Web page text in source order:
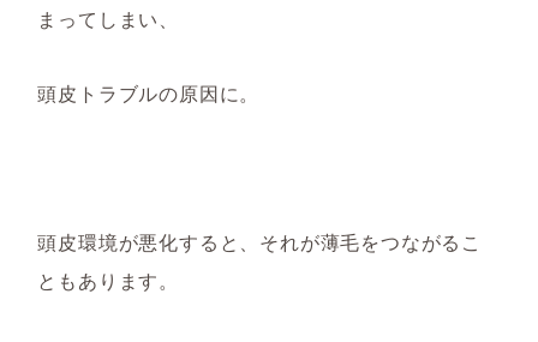
まってしまい、
頭皮トラブルの原因に。
頭皮環境が悪化すると、それが薄毛をつながるこ
ともあ ります。